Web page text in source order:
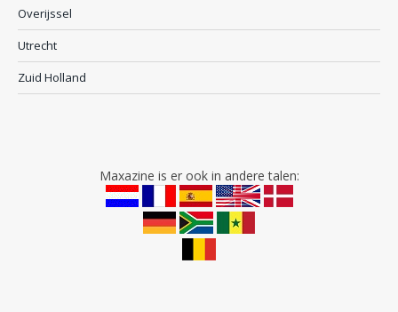
Overijssel
Utrecht
Zuid Holland
Maxazine is er ook in andere talen: